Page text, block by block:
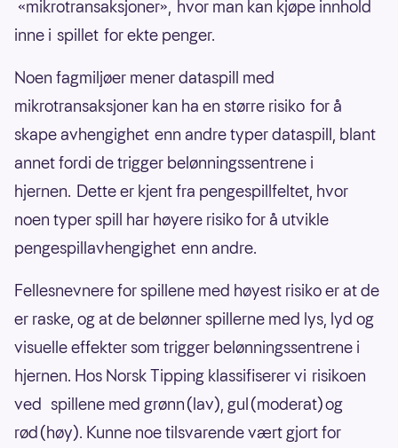
«mikrotransaksjoner», hvor man kan kjøpe innhold
inne i spillet for ekte penger.
Noen fagmiljøer mener dataspill med
mikrotransaksjoner kan ha en større risiko for å
skape avhengighet enn andre typer dataspill, blant
annet fordi de trigger belønningssentrene i
hjernen. Dette er kjent fra pengespillfeltet, hvor
noen typer spill har høyere risiko for å utvikle
pengespillavhengighet enn andre.
Fellesnevnere for spillene med høyest risiko er at de
er raske, og at de belønner spillerne med lys, lyd og
visuelle effekter som trigger belønningssentrene i
hjernen. Hos Norsk Tipping klassifiserer vi risikoen
ved spillene med grønn (lav), gul (moderat) og
rød (høy). Kunne noe tilsvarende vært gjort for